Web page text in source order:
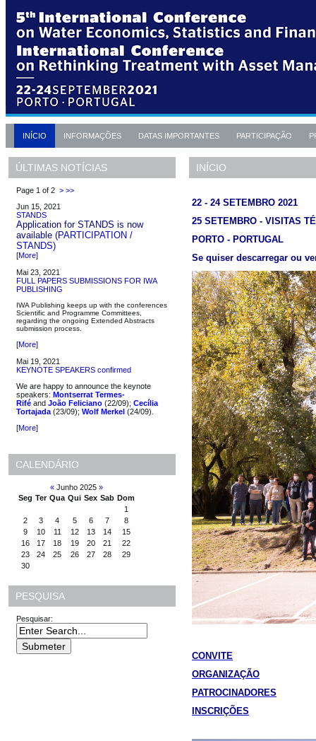
INÍCIO INFORMAÇÕES DATAS IMPORTANTES PARTICIPAÇÃO
ÚLTIMAS NOTÍCIAS
Page 1 of 2 > >>
Jun 15, 2021
STANDS
Application for STANDS is now
available (PARTICIPATION /
STANDS)
[More]
Mai 23, 2021
FULL PAPERS SUBMISSIONS FOR IWA
PUBLISHING
IWA Publishing keeps up with the conferences
Scientific and Programme Committees,
regarding the ongoing Extended Abstracts
submission process.
[More]
Mai 19, 2021
KEYNOTE SPEAKERS confirmed
We are happy to announce the keynote
speakers: Montserrat Termes-
Rifé and João Feliciano (22/09); Cecília
Tortajada (23/09); Wolf Merkel (24/09).
[More]
CALENDÁRIO
« Junho 2025 »
Seg Ter Qua Qui Sex Sab Dom
1
2
3 4 5 6 7
8
9
10 11 12 13 14
15
16
17 18 19 20 21
22
23
24 25 26 27 28
29
30
PESQUISA
Pesquisar:
INÍCIO
22 - 24 SETEMBRO 2021
25 SETEMBRO - VISITAS
PORTO - PORTUGAL
Se quiser descarregar ou
CONVITE
ORGANIZAÇÃO
PATROCINADORES
NSCRIÇÕES